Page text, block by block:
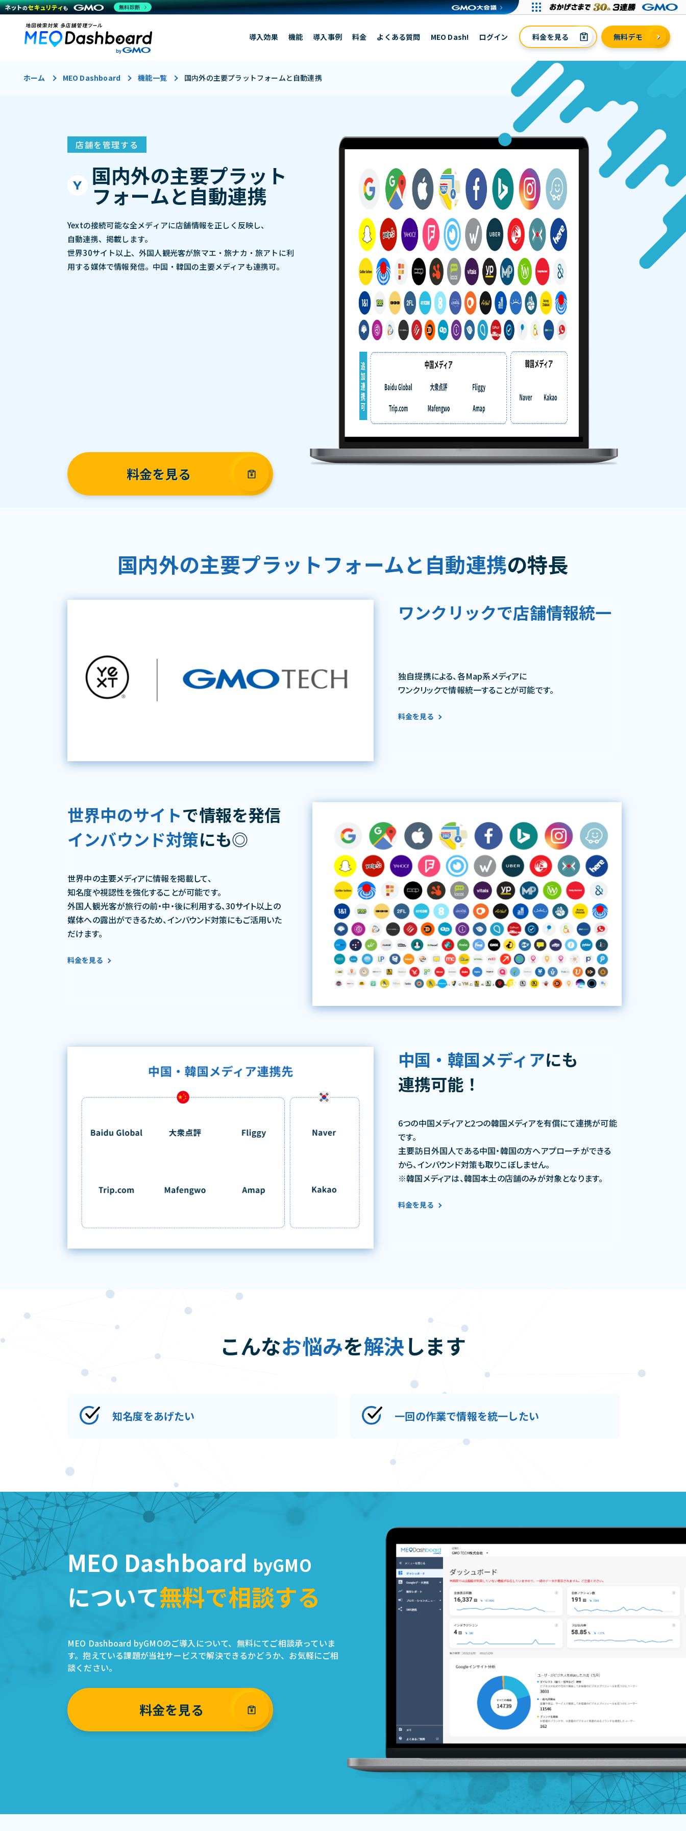
導入効果 機能 導入事例 料金 よくある質問 MEO Dash! ログイン 料金を見る 無料デモ
ホーム MEO Dashboard 機能一覧 国内外の主要プラットフォームと自動連携
店舗を管理する
国内外の主要プラット
フォームと自動連携
Yextの接続可能な全メディアに店舗情報を正しく反映し、
自動連携、掲載します。
世界30サイト以上、外国人観光客が旅マエ・旅ナカ・旅アトに利
用する媒体で情報発信。中国・韓国の主要メディアも連携可。
料金を見る
国内外の主要プラットフォームと自動連携の特長
ワンクリックで店舗情報統一
独自提携による、各Map系メディアに
ワンクリックで情報統一することが可能です。
料金を見る
世界中のサイトで情報を発信
インバウンド対策にも◎
世界中の主要メディアに情報を掲載して、
知名度や視認性を強化することが可能です。
外国人観光客が旅行の前・中・後に利用する、30サイト以上の
媒体への露出ができるため、インバウンド対策にもご活用いた
だけます。
料金を見る
中国・韓国メディアにも
連携可能！
6つの中国メディアと2つの韓国メディアを有償にて連携が可能
です。
主要訪日外国人である中国・韓国の方へアプローチができる
から、インバウンド対策も取りこぼしません。
※韓国メディアは、韓国本⼟の店舗のみが対象となります。
料金を見る
こんなお悩みを解決します
知名度をあげたい 一回の作業で情報を統一したい
MEO Dashboard byGMO
について無料で相談する
MEO Dashboard byGMOのご導入について、無料にてご相談承っていま
す。抱えている課題が当社サービスで解決できるかどうか、お気軽にご相
談ください。
料金を見る
無料診断